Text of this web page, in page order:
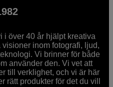
i över 40 år hjälpt kreativa
inom fotografi, ljud,
Vi brinner för både
använder den. Vi vet att
till verklighet, och vi är här
rätt produkter för det du vill